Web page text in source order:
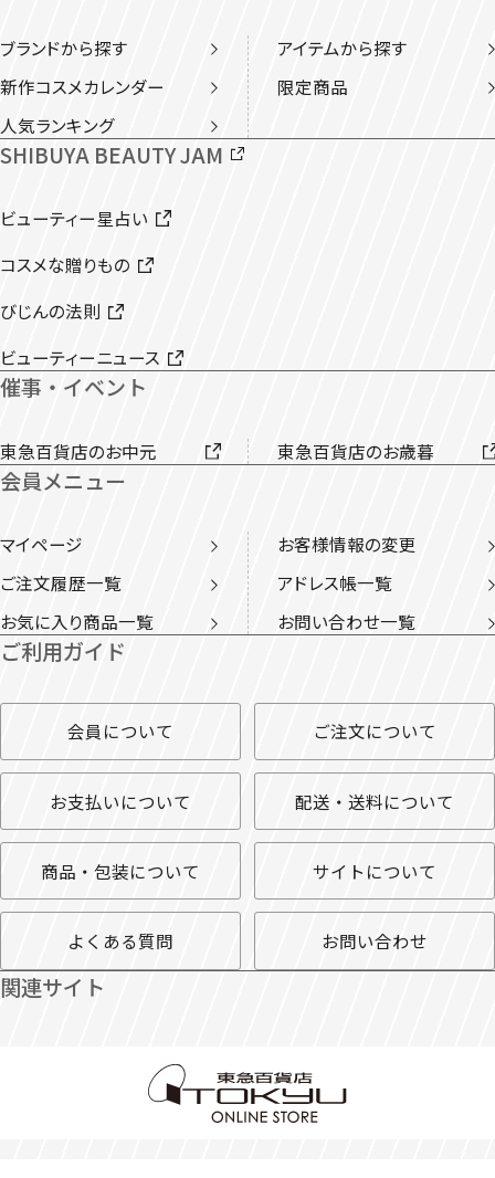
ブランドから探す
アイテムから探す
新作コスメカレンダー
限定商品
人気ランキング
SHIBUYA BEAUTY JAM
ビューティー星占い
コスメな贈りもの
びじんの法則
ビューティーニュース
催事・イベント
東急百貨店のお中元 東急百貨店のお歳暮
会員メニュー
マイページ
お客様情報の変更
ご注文履歴一覧
アドレス帳一覧
お気に入り商品一覧
お問い合わせ一覧
ご利用ガイド
会員について ご注文について
お支払いについて 配送・送料について
商品・包装について サイトについて
よくある質問 お問い合わせ
関連サイト